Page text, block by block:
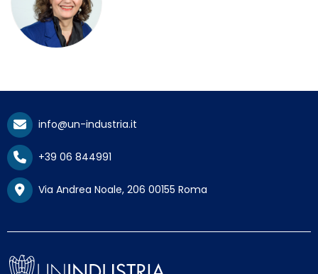
info@un-industria.it
+39 06 844991
Via Andrea Noale, 206 00155 Roma